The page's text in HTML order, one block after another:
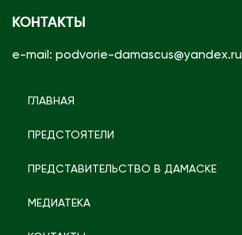
КОНТАКТЫ
e-mail: podvorie-damascus@yandex.ru
ГЛАВНАЯ
ПРЕДСТОЯТЕЛИ
ПРЕДСТАВИТЕЛЬСТВО В ДАМАСКЕ
МЕДИАТЕКА